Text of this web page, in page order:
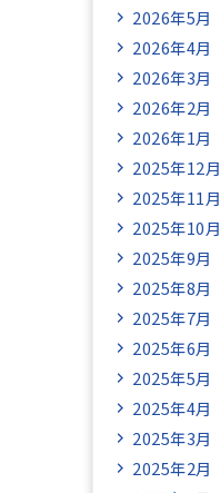
2026年5月
2026年4月
2026年3月
2026年2月
2026年1月
2025年12月
2025年11月
2025年10月
2025年9月
2025年8月
2025年7月
2025年6月
2025年5月
2025年4月
2025年3月
2025年2月